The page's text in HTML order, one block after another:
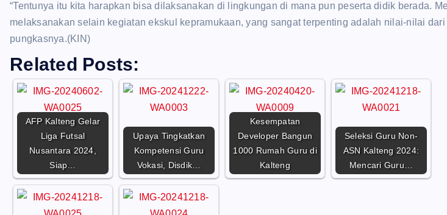
“Tentunya itu kita harapkan bisa dilaksanakan di lingkungan di mana pun peserta didik berada.
melaksanakan selain kegiatan ekskul kepramukaan, yang sangat terpenting adalah nilai-nilai dari
pungkasnya.(KIN)
Related Posts:
AFP Kalteng Gelar
Liga Futsal
Nusantara 2024,
Siap…
Upaya Tingkatkan
Kompetensi Guru
Vokasi, Disdik…
Kesempatan
Developer Bangun
1000 Rumah Guru di
Kalteng
Seleksi Guru Non-
ASN Kalteng 2024:
Mencari Guru…